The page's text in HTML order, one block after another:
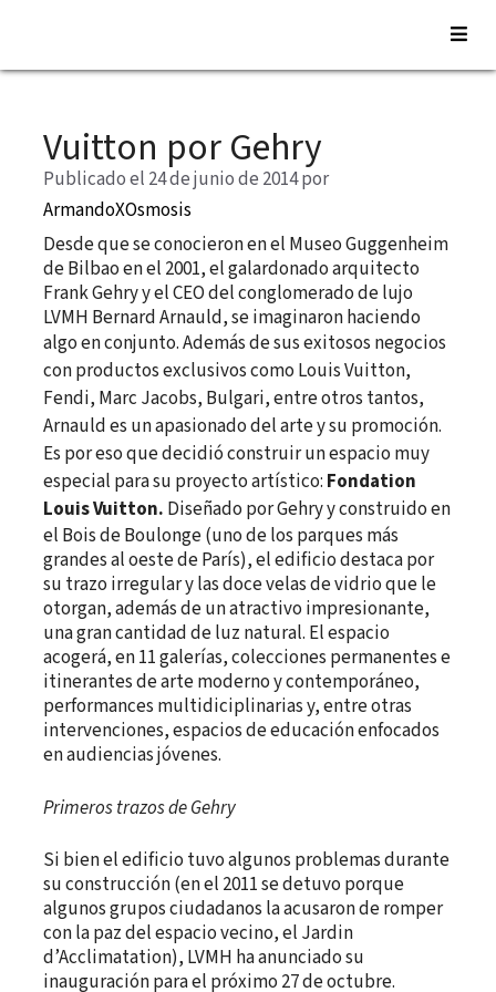
Saltar
contenidoVuitton por Gehry
Publicado el 24 de junio de 2014por
ArmandoXOsmosis
Desde que se conocieron en el Museo Guggenheim
de Bilbao en el 2001, el galardonado arquitecto
Frank Gehry y el CEO del conglomerado de lujo
LVMH Bernard Arnauld, se imaginaron haciendo
algo en conjunto.Además de sus exitosos negocios
con productos exclusivos como Louis Vuitton,
Fendi, Marc Jacobs, Bulgari, entre otros tantos,
Arnauld es un apasionado del arte y su promoción.
Es por eso que decidió construir un espacio muy
especial para su proyecto artístico: Fondation
Louis Vuitton. Diseñado por Gehry y construido en
el Bois de Boulonge (uno de los parques más
grandes al oeste de París), el edificio destaca por
su trazo irregular y las doce velas de vidrio que le
otorgan, además de un atractivo impresionante,
una gran cantidad de luz natural. El espacio
acogerá, en 11 galerías, colecciones permanentes e
itinerantes de arte moderno y contemporáneo,
performances multidiciplinarias y, entre otras
intervenciones, espacios de educación enfocados
en audiencias jóvenes.
Primeros trazos de Gehry
Si bien el edificio tuvo algunos problemas durante
su construcción (en el 2011 se detuvo porque
algunos grupos ciudadanos la acusaron de romper
con la paz del espacio vecino, el Jardin
d’Acclimatation), LVMH ha anunciado su
inauguración para el próximo 27 de octubre.